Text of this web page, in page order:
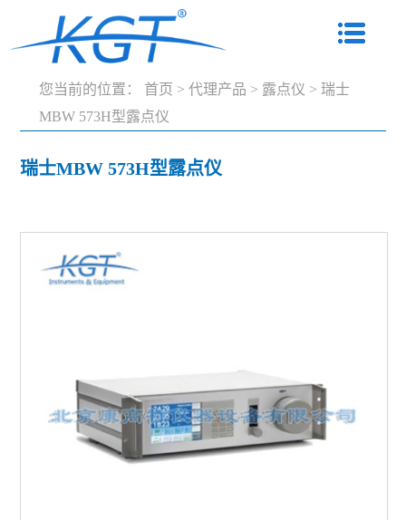
您当前的位置： 首页 > 代理产品 > 露点仪 > 瑞士
MBW 573H型露点仪
瑞士MBW 573H型露点仪